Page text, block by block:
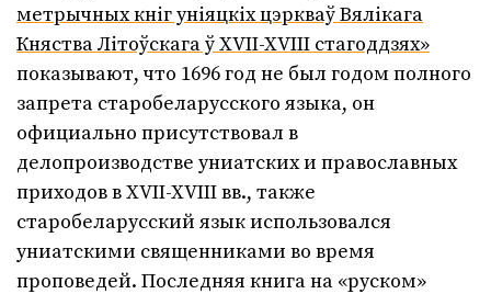
метрычных кніг уніяцкіх цэркваў Вялікага
Княства Літоўскага ў XVII-XVIII стагоддзях»
показывают, что 1696 год не был годом полного
запрета старобеларусского языка, он
официально присутствовал в
делопроизводстве униатских и православных
приходов в XVII-XVIII вв., также
старобеларусский язык использовался
униатскими священниками во время
проповедей. Последняя книга на «руском»